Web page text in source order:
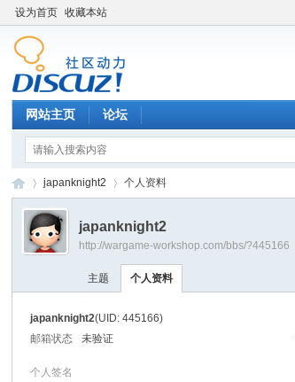
设为首页 收藏本站
网站主页 论坛
›
japanknight2 个人资料
japanknight2
http://wargame-workshop.com/bbs/?445166
主题 个人资料
japanknight2(UID: 445166)
邮箱状态
未验证
个人签名